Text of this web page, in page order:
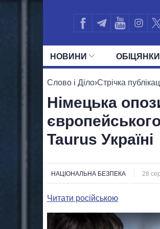
НОВИНИ ОБIЦЯНКИ
УСІ
Слово і Діло›Стрічка
Німецька
Taurus Україні
НАЦІОНАЛЬНА БЕЗПЕКА 28
Читати російською